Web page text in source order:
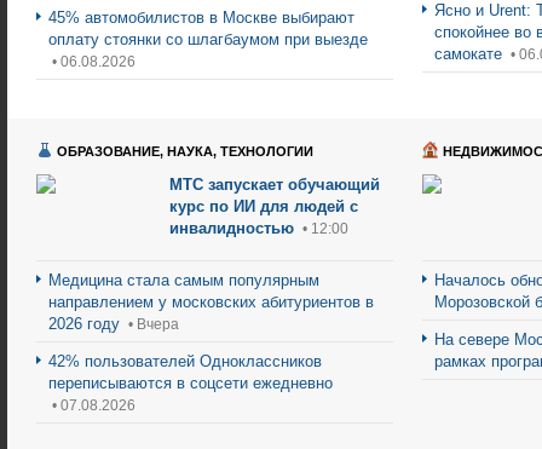
45% автомобилистов в Москве выбирают
оплату стоянки со шлагбаумом при выезде
• 06.08.2026
Ясно и Urent:
спокойнее во
самокате •
ОБРАЗОВАНИЕ, НАУКА, ТЕХНОЛОГИИ
МТС запускает обучающий
курс по ИИ для людей с
инвалидностью • 12:00
Медицина стала самым популярным
направлением у московских абитуриентов в
2026 году • Вчера
42% пользователей Одноклассников
переписываются в соцсети ежедневно
• 07.08.2026
Началось
Морозовской
На севере
рамках